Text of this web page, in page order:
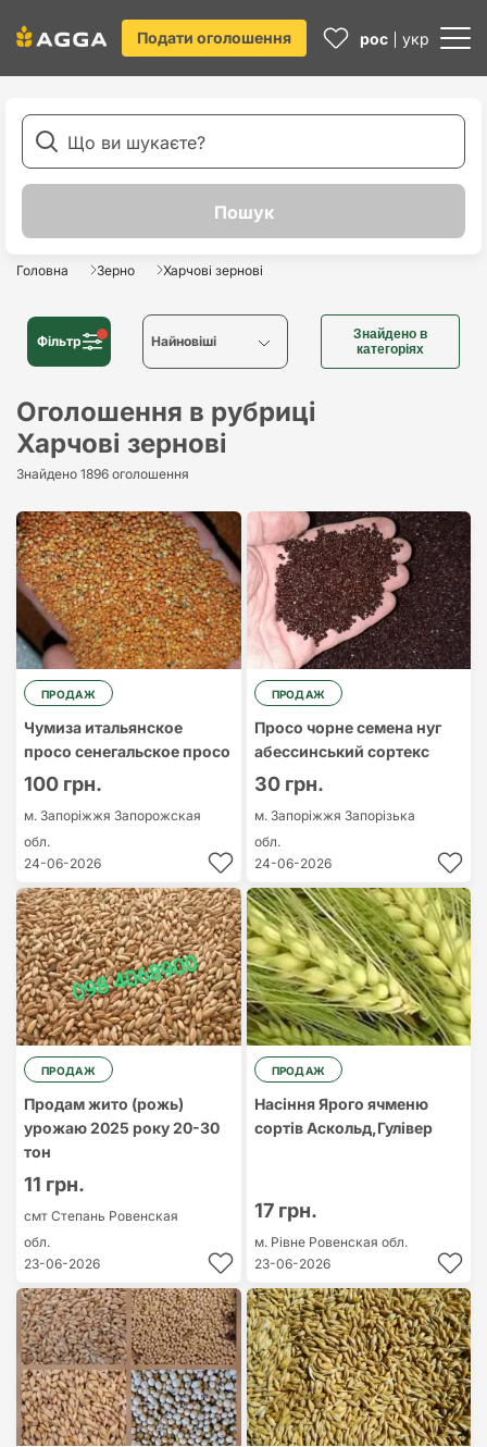
Подати оголошення рос укр
Головна Зерно Харчові зернові
Фільтр Найновіші
Найновіші
Найстаріші
Найдешевший
Знайдено в
категоріях
Оголошення в рубриці
Харчові зернові
Знайдено 1896 оголошення
ПРОДАЖ
Чумиза итальянское
просо сенегальское просо
100 грн.
м. Запоріжжя Запорожская
обл.
24-06-2026
ПРОДАЖ
Просо чорне семена нуг
абессинський сортекс
30 грн.
м. Запоріжжя Запорізька
обл.
24-06-2026
ПРОДАЖ
Продам жито (рожь)
урожаю 2025 року 20-30
тон
11 грн.
смт Степань Ровенская
обл.
23-06-2026
ПРОДАЖ
Насіння Ярого ячменю
сортів Аскольд,Гулівер
17 грн.
м. Рівне Ровенская обл.
23-06-2026